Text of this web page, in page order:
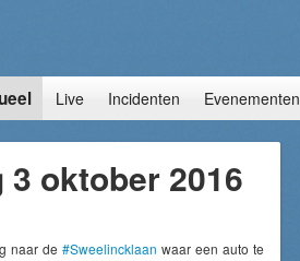
Live Incidenten Evenementen
oktober 2016
naar de#Sweelincklaan waar een auto te